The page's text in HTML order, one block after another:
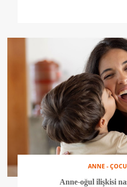
ANNE -
Anne-oğul ilişkisi